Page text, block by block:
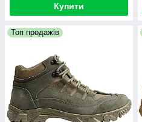
Купити
Топ продажів